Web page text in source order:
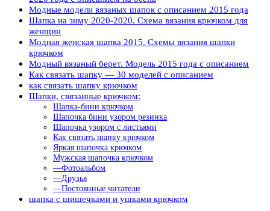
Модные модели вязаных шапок с описанием 2015 года
Шапка на зиму 2020-2020. Схема вязания крючком для
женщин
Модная женская шапка 2015. Схемы вязания шапки
крючком
Модный вязаный берет. Модель 2015 года с описанием
Как связать шапку — 30 моделей с описанием
как связать шапку крючком
Шапки, связанные крючком:
Шапка-бини крючком
Шапочка бини узором резинка
Шапочка узором с листьями
Как связать шапку крючком
Яркая шапочка крючком
Мужская шапочка крючком
—Фотоальбом
—Друзья
—Постоянные читатели
шапка с шишечками и ушками крючком